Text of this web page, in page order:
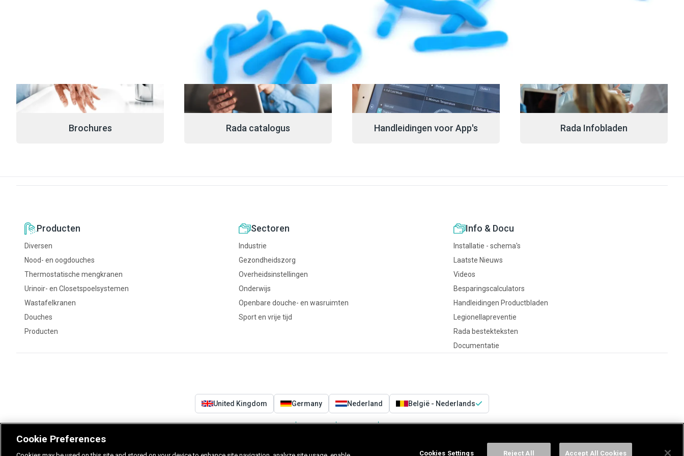
Brochures Rada catalogus Handleidingen voor App's Rada Infobladen
Producten
Diversen
Nood- en oogdouches
Thermostatische mengkranen
Urinoir- en Closetspoelsystemen
Wastafelkranen
Douches
Producten
Sectoren
Industrie
Gezondheidszorg
Overheidsinstellingen
Onderwijs
Openbare douche- en wasruimten
Sport en vrije tijd
Info & Docu
Installatie - schema's
Laatste Nieuws
Videos
Besparingscalculators
Handleidingen Productbladen
Legionellapreventie
Rada bestekteksten
Documentatie
United Kingdom Germany Nederland België - Nederlands
Cookie Preferences
Cookies Settings Reject All Accept All Cookies